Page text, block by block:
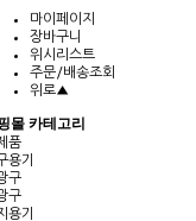
마이페이지
장바구니
위시리스트
주문/배송조회
위로▲
몰 카테고리
품
용기
구
구
용기